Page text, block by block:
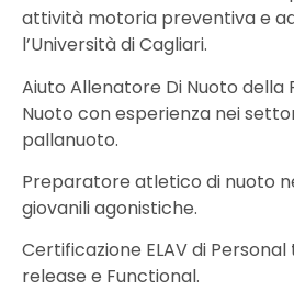
attività motoria preventiva e
l’Università di Cagliari.
Aiuto Allenatore Di Nuoto della
Nuoto con esperienza nei
pallanuoto.
Preparatore atletico di nuoto
giovanili agonistiche.
Certificazione ELAV di
release e Functional.